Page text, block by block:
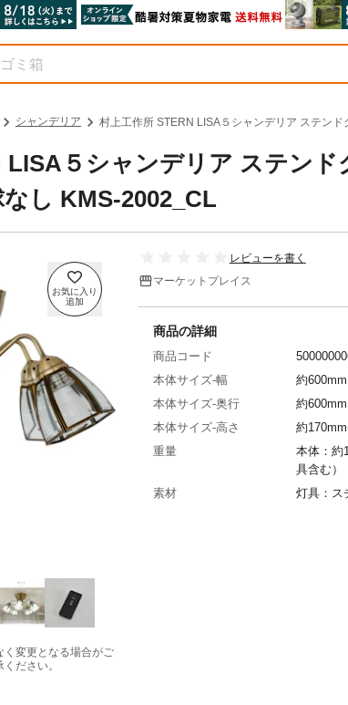
シャンデリア 村上工作所 STERN LISA５シャンデリア ステン
LISA５シャンデリア ステンド
し KMS-2002_CL
変更となる場合がご
ださい。
レビューを書く
マーケットプレイス
商品の詳細
商品コード
本体サイズ-幅
約600mm
本体サイズ-奥行
約600mm
本体サイズ-高さ
約
重量
本体：約
具含む）
素材
灯具：ス